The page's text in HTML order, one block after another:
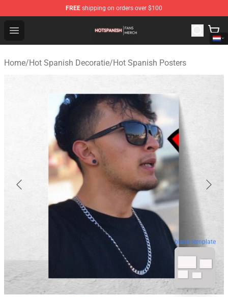
FREE shipping on orders over $100
Open menu
Hot Spanish Shop - Official Hot Spanish Merchandise
Home/Hot Spanish Decoratie/Hot Spanish Posters
blank template